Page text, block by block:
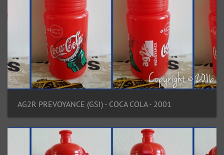
AG2R PREVOYANCE (GSI) - COCA COLA - 2001